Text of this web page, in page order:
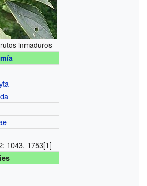
inmaduros
1043, 1753[1]